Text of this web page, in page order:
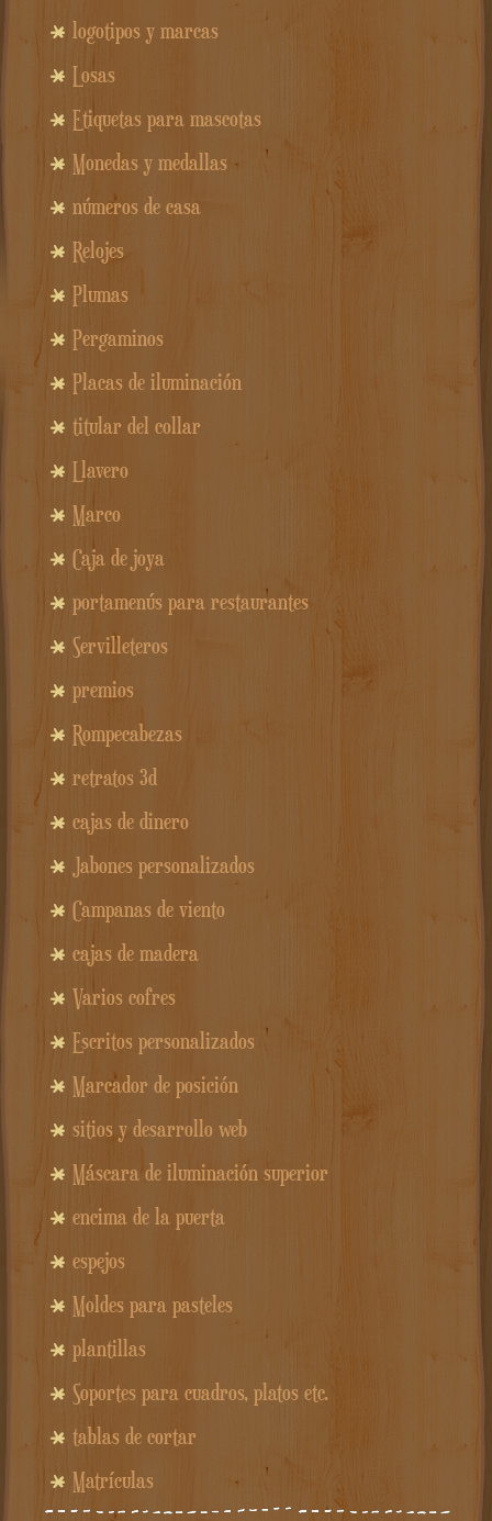
logotipos y marcas
Losas
Etiquetas para mascotas
Monedas y medallas
números de casa
Relojes
Plumas
Pergaminos
Placas de iluminación
titular del collar
Llavero
Marco
Caja de joya
portamenús para restaurantes
Servilleteros
premios
Rompecabezas
retratos 3d
cajas de dinero
Jabones personalizados
Campanas de viento
cajas de madera
Varios cofres
Escritos personalizados
Marcador de posición
sitios y desarrollo web
Máscara de iluminación superior
encima de la puerta
espejos
Moldes para pasteles
plantillas
Soportes para cuadros, platos etc.
tablas de cortar
Matrículas